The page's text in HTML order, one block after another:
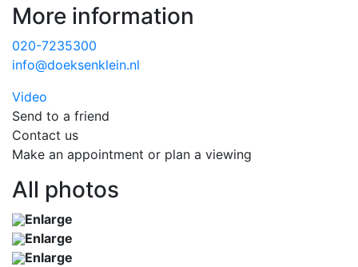
More information
020-7235300
info@doeksenklein.nl
Video
Send to a friend
Contact us
Make an appointment or plan a viewing
All photos
Enlarge
Enlarge
Enlarge